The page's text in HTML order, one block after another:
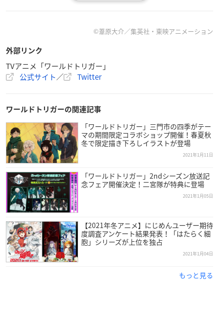
1stシーズンの本編ラストにあった「100倍楽しむ講座」が、2n
あれ？2ndシーズンにはないのかな？って思ったファンの皆さ
んも安心してください。
2話以降、みんな大好きあのフォルムのミニキャラが登場しま
すのでお楽しみに♪
空閑遊真役・村中知さん
永富大地プロデューサーのインタビュー記事を拝読したら、
「今までの東映アニメ作品の中で一番を目指さないと勝てな
©葦原大介／集英社・東映アニメーション
外部リンク
TVアニメ「ワールドトリガー」
公式サイト／ Twitter
ワールドトリガーの関連記事
「ワールドトリガー」三門市の四季がテー
マの期間限定コラボショップ開催！春夏秋
冬で限定描き下ろしイラストが登場
2021年1月11日
「ワールドトリガー」2ndシーズン放送記
念フェア開催決定！二宮隊が特典に登場
2021年1月05日
【2021年冬アニメ】にじめんユーザー期待
度調査アンケート結果発表！「はたらく細
胞」シリーズが上位を独占
2021年1月04日
もっと見る